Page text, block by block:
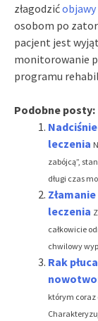
złagodzićobjawy
osobom po
pacjent jest
monitorowanie
programu
Podobne posty:
leczenia
zabójcą”,
długi czas
leczenia
całkowicie
chwilowy
Rak
którym coraz